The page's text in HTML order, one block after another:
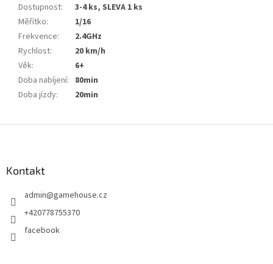
Dostupnost:
3-4 ks, SLEVA 1 ks
Měřítko:
1/16
Frekvence:
2.4GHz
Rychlost:
20 km/h
Věk:
6+
Doba nabíjení: 80min
Doba jízdy: 20min
Kontakt
admin@gamehouse.cz
+420778755370
facebook